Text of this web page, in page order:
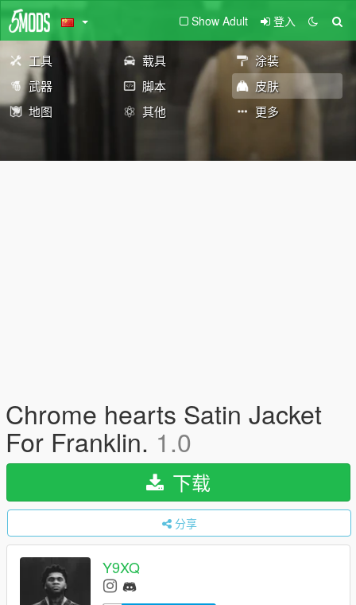
Show Adult 登入
工具 载具
涂装
武器
脚本
皮肤
地图
其他 更多
Chrome hearts Satin Jacket
For Franklin. 1.0
下载
分享
Y9XQ